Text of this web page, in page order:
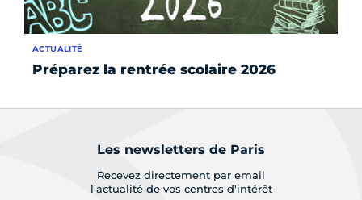
Préparez la rentrée scolaire 2026
ACTUALITÉ
Les newsletters de Paris
Recevez directement par email
l'actualité de vos centres d'intérêt